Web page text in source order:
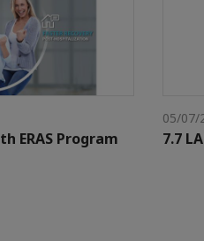
ERAS Program
05/07/
7.7